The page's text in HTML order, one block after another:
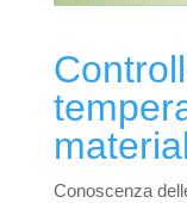
Conoscenza